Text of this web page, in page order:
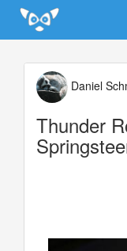
Update cookies preferences
Daniel
Thunder